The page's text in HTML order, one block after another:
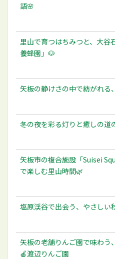
語🌸
里山で育つはちみつと、大谷
養蜂園」🐶
矢板の静けさの中で紡がれる
冬の夜を彩る灯りと癒しの道
矢板市の複合施設「Suisei
で楽しむ里山時間🌿
塩原渓谷で出会う、やさしい
矢板の老舗りんご園で味わう
🍎渡辺りんご園